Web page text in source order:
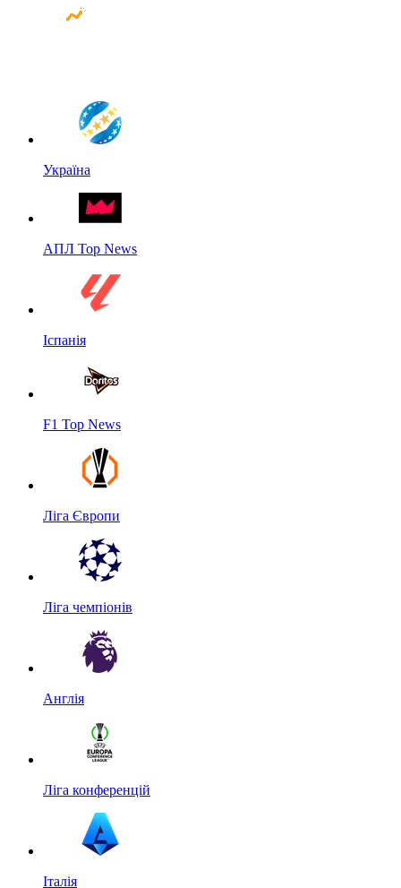
Україна
АПЛ Top News
Іспанія
F1 Top News
Ліга Європи
Ліга чемпіонів
Англія
Ліга конференцій
Італія